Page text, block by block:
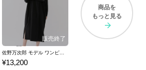
佐野万次郎 モデル ワンピース 東京リベンジャーズ
¥13,200
商品を
もっと見る